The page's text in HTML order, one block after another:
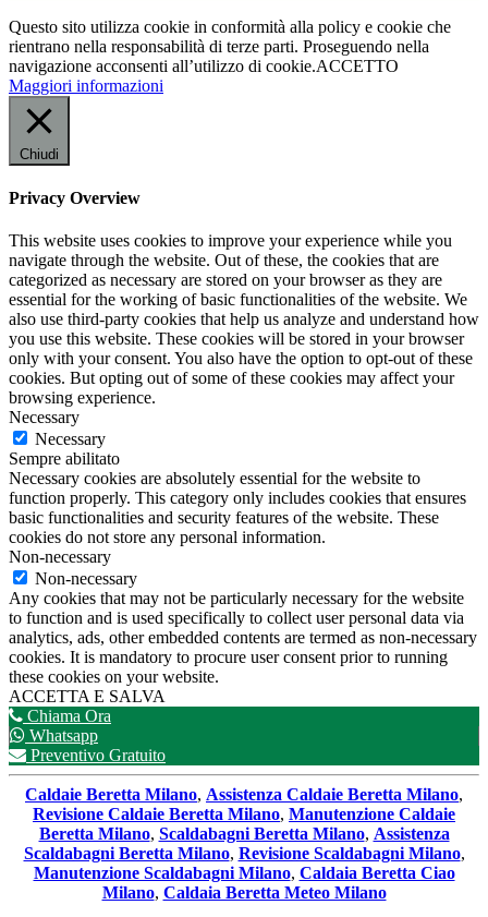
Questo sito utilizza cookie in conformità alla policy e cookie che
rientrano nella responsabilità di terze parti. Proseguendo nella
navigazione acconsenti all’utilizzo di cookie.ACCETTO
Maggiori informazioni
Chiudi
Privacy Overview
This website uses cookies to improve your experience while you
navigate through the website. Out of these, the cookies that are
categorized as necessary are stored on your browser as they are
essential for the working of basic functionalities of the website. We
also use third-party cookies that help us analyze and understand how
you use this website. These cookies will be stored in your browser
only with your consent. You also have the option to opt-out of these
cookies. But opting out of some of these cookies may affect your
browsing experience.
Necessary
Necessary
Sempre abilitato
Necessary cookies are absolutely essential for the website to
function properly. This category only includes cookies that ensures
basic functionalities and security features of the website. These
cookies do not store any personal information.
Non-necessary
Non-necessary
Any cookies that may not be particularly necessary for the website
to function and is used specifically to collect user personal data via
analytics, ads, other embedded contents are termed as non-necessary
cookies. It is mandatory to procure user consent prior to running
these cookies on your website.
ACCETTA E SALVA
Chiama Ora
Whatsapp
Preventivo Gratuito
Caldaie Beretta Milano, Assistenza Caldaie Beretta Milano,
Revisione Caldaie Beretta Milano, Manutenzione Caldaie
Beretta Milano, Scaldabagni Beretta Milano, Assistenza
Scaldabagni Beretta Milano, Revisione Scaldabagni Milano,
Manutenzione Scaldabagni Milano, Caldaia Beretta Ciao
Milano, Caldaia Beretta Meteo Milano